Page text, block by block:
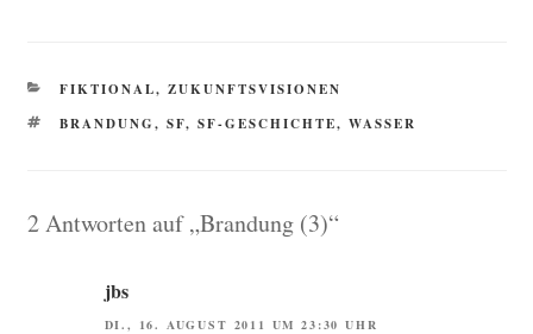
KATEGORIEN
FIKTIONAL, ZUKUNFTSVISIONEN
SCHLAGWÖRTER
BRANDUNG, SF, SF-GESCHICHTE, WASSER
2 Antworten auf „Brandung (3)“
jbs
DI., 16. AUGUST 2011 UM 23:30 UHR